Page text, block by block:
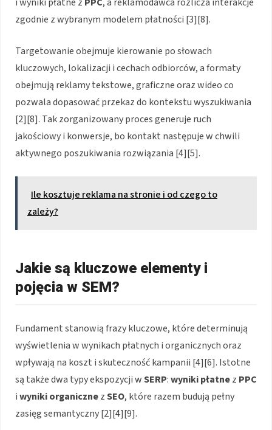
zgodnie z wybranym modelem płatności [3][8].
Targetowanie obejmuje kierowanie po słowach
kluczowych, lokalizacji i cechach odbiorców, a formaty
obejmują reklamy tekstowe, graficzne oraz wideo co
pozwala dopasować przekaz do kontekstu wyszukiwania
[2][8]. Tak zorganizowany proces generuje ruch
jakościowy i konwersje, bo kontakt następuje w chwili
aktywnego poszukiwania rozwiązania [4][5].
Ile kosztuje reklama na stronie i od czego to
zależy?
Jakie są kluczowe elementy i
pojęcia w SEM?
Fundament stanowią frazy kluczowe, które determinują
wyświetlenia w wynikach płatnych i organicznych oraz
wpływają na koszt i skuteczność kampanii [4][6]. Istotne
są także dwa typy ekspozycji wSERP:wyniki płatnez PPC
iwyniki organicznezSEO, które razem budują pełny
zasięg semantyczny [2][4][9].